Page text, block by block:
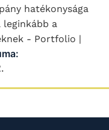
hatékonysága
a
- Portfolio |